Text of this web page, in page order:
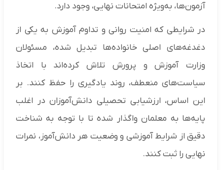
آزمون‌ها، به‌ویژه امتحانات نهایی، وجود دارد.
در شرایطی که امنیت روانی و تداوم آموزش به یکی از
دغدغه‌های اصلی خانواده‌ها تبدیل شده، مسئولان
وزارت آموزش و پرورش تلاش کرده‌اند با اتخاذ
سیاست‌های منعطف، روند یادگیری را حفظ کنند. بر
این اساس، ارزشیابی تحصیلی دانش‌آموزان در اغلب
پایه‌ها به معلمان واگذار شده تا با توجه به شناخت
دقیق از شرایط آموزشی و وضعیت هر دانش‌آموز، نمرات
نهایی را ثبت کنند.